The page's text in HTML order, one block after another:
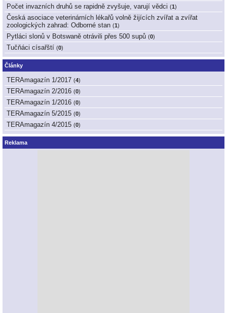
Počet invazních druhů se rapidně zvyšuje, varují vědci (1 )
Česká asociace veterinárních lékařů volně žijících zvířat a zvířat
zoologických zahrad: Odborné stan (1 )
Pytláci slonů v Botswaně otrávili přes 500 supů (0)
Tučňáci císařští (0)
Články
TERAmagazín 1/2017 (4)
TERAmagazín 2/2016 (0)
TERAmagazín 1/2016 (0)
TERAmagazín 5/2015 (0)
TERAmagazín 4/2015 (0)
Reklama